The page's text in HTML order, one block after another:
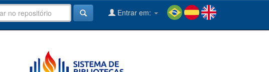
Entrar em: